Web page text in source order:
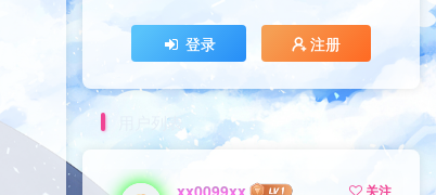
登录 注册
用户列表
关注